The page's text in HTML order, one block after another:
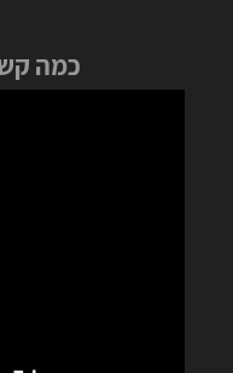
כמה